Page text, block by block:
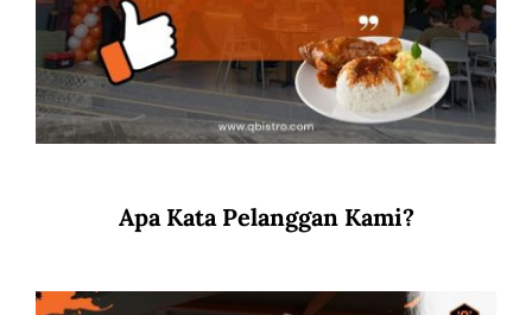
Apa Kata Pelanggan Kami?